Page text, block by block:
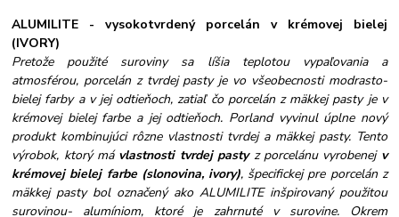
ALUMILITE - vysokotvrdený porcelán v krémovej bielej
(IVORY)
Pretože použité suroviny sa líšia teplotou vypaľovania a
atmosférou, porcelán z tvrdej pasty je vo všeobecnosti modrasto-
bielej farby a v jej odtieňoch, zatiaľ čo porcelán z mäkkej pasty je v
krémovej bielej farbe a jej odtieňoch. Porland vyvinul úplne nový
produkt kombinujúci rôzne vlastnosti tvrdej a mäkkej pasty. Tento
výrobok, ktorý má vlastnosti tvrdej pastyz porcelánu vyrobenejv
krémovej bielej farbe (slonovina, ivory), špecifickej pre porcelán z
mäkkej pasty bol označený ako ALUMILITE inšpirovaný použitou
surovinou- alumíniom, ktoré je zahrnuté v surovine. Okrem